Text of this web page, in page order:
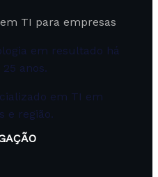
TI para empresas
em resultado há
anos.
em TI em
e região.